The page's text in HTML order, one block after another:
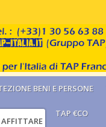
BENI E PERSONE
AFFITTARE
TAP €CO